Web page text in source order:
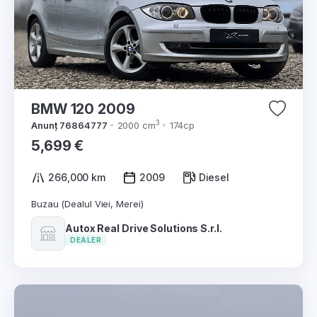
BMW 120 2009
Anunț 76864777 2000 cm3 174cp
5,699 €
266,000 km 2009 Diesel
Buzau (Dealul Viei, Merei)
Autox Real Drive Solutions S.r.l.
DEALER